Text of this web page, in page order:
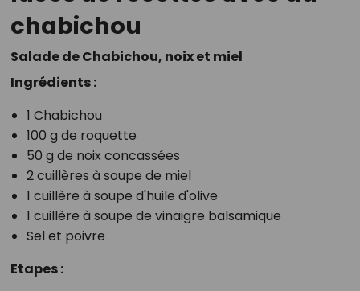
chabichou
Salade de Chabichou, noix et miel
Ingrédients :
1 Chabichou
100 g de roquette
50 g de noix concassées
2 cuillères à soupe de miel
1 cuillère à soupe d'huile d'olive
1 cuillère à soupe de vinaigre balsamique
Sel et poivre
Etapes :